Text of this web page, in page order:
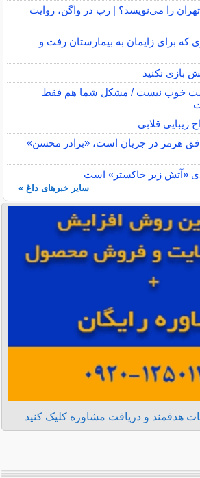
را مي‌نويسد؟ | رپ در واگن، روايت
که برای زایمان به بیمارستان رفت و
بازی نکنید
تیمت خوب نیست / مشکل شما هم فقط
زیبایی قلابی
هرمز در جریان است، «برادر محسن»
سایر خبرهای داغ »
هدفمند و دریافت مشاوره کلیک کنید